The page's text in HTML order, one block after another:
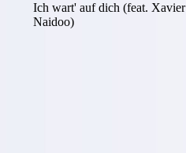
Ich wart' auf dich (feat. Xavier
Naidoo)